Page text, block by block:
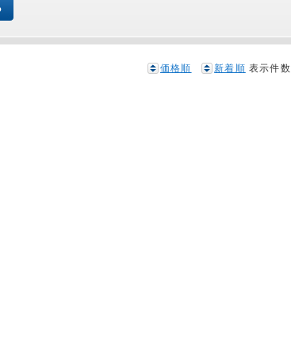
価格順 新着順 表示件数